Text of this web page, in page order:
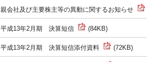
親会社及び主要株主等の異動に関するお知らせ
平成13年2月期 決算短信 (84KB)
平成13年2月期 決算短信添付資料 (72KB)